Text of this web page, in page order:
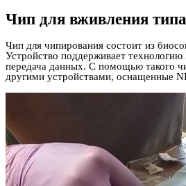
Чип для вживления
Чип для чипирования состоит из
Устройство поддерживает
передача данных. С помощью такого
другими устройствами, оснащенные